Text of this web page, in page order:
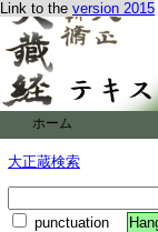
Link to the version 2015
ホーム
大正蔵検索
punctuation